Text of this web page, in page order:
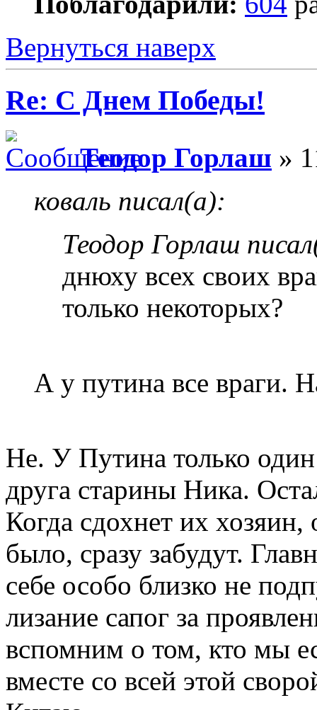
Вернуться наверх
Re: С Днем Победы!
Теодор Горлаш »
коваль писал(а):
Теодор Горлаш
днюху всех своих
только некоторых?
А у путина все враги.
Не. У Путина только
друга старины Ника.
Когда сдохнет их
было, сразу забудут.
себе особо близко не
лизание сапог за
вспомним о том, кто мы
вместе со всей этой